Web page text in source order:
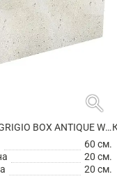
search
КАШПО GRIGIO BOX ANTIQUE WHITE
60 см.
20 см.
20 см.